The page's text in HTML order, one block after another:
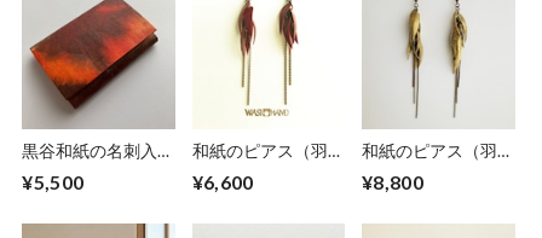
黒谷和紙の名刺入れ
¥5,500
和紙のピアス（羽）
¥6,600
和紙のピアス（羽）
¥8,800